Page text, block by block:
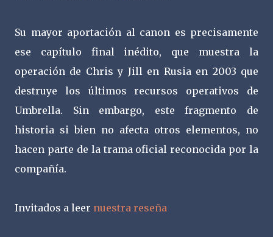
Su mayor aportación al canon es precisamente
ese capítulo final inédito, que muestra la
operación de Chris y Jill en Rusia en 2003 que
destruye los últimos recursos operativos de
Umbrella. Sin embargo, este fragmento de
historia si bien no afecta otros elementos, no
hacen parte de la trama oficial reconocida por la
compañía.
Invitados a leer nuestra reseña